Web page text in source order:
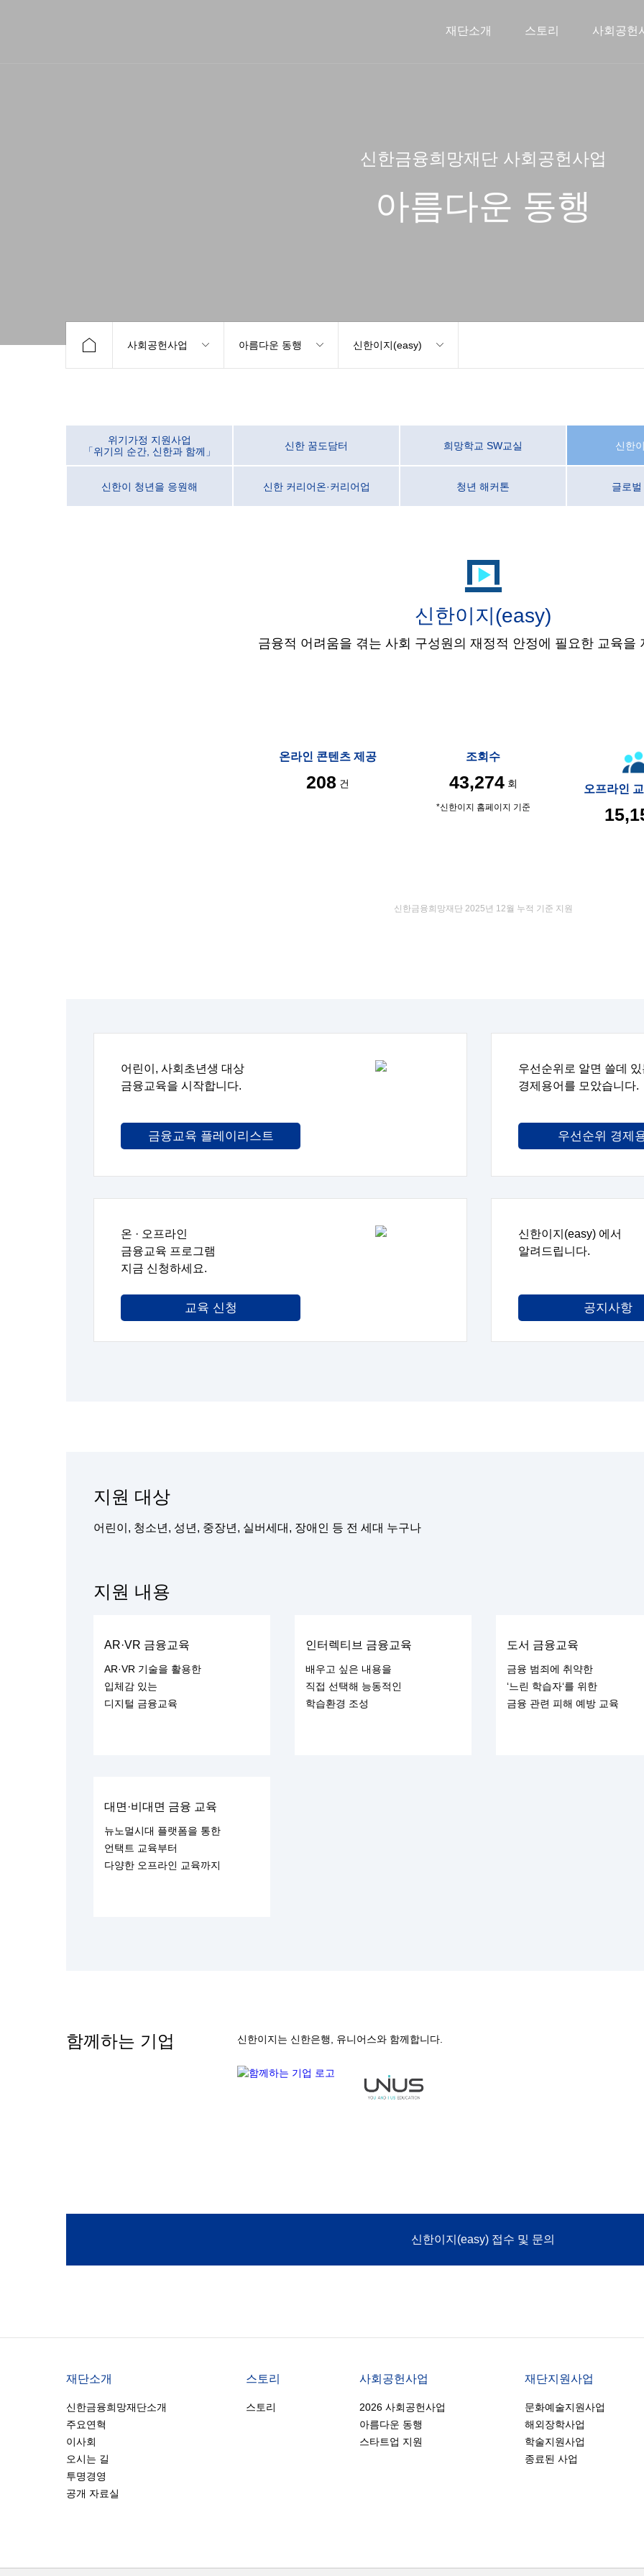
재단소개 스토리 사회공헌
신한금융희망재단 사회공헌사업
아름다운 동행
사회공헌사업 아름다운 동행 신한이지(easy)
위기가정 지원사업
「위기의 순간, 신한과 함께」
신한 꿈도담터 희망학교 SW교실 신한
신한이 청년을 응원해 신한 커리어온·커리어업 청년 해커톤 글로
신한이지(easy)
금융적 어려움을 겪는 사회 구성원의 재정적 안정에 필요한 교육을
온라인 콘텐츠 제공
208 건
조회수
43,274회
*신한이지 홈페이지 기준
오프라인
신한금융희망재단 2025년 12월 누적 기준 지원
신한easy에서 생애주기별 금융교육 경험할 수 있습니다.
어린이, 사회초년생 대상
금융교육을 시작합니다.
금융교육 플레이리스트
우선순위로 알면 쓸데 있
경제용어를 모았습니다.
우선순위 경제
온 · 오프라인
금융교육 프로그램
지금 신청하세요.
교육 신청
신한이지(easy) 에서
알려드립니다.
공지사항
지원 대상
어린이, 청소년, 성년, 중장년, 실버세대, 장애인 등 전 세대 누구나
지원 내용
AR·VR 금융교육
AR·VR 기술을 활용한
입체감 있는
디지털 금융교육
인터렉티브 금융교육
배우고 싶은 내용을
직접 선택해 능동적인
학습환경 조성
도서 금융교육
금융 범죄에 취약한
‘느린 학습자‘를 위한
금융 관련 피해 예방 교육
대면·비대면 금융 교육
뉴노멀시대 플랫폼을 통한
언택트 교육부터
다양한 오프라인 교육까지
함께하는 기업 신한이지는 신한은행, 유니어스와 함께합니다.
신한이지(easy) 접수 및 문의
재단소개
신한금융희망재단소개
주요연혁
이사회
오시는 길
투명경영
공개 자료실
스토리
스토리
사회공헌사업
2026 사회공헌사업
아름다운 동행
스타트업 지원
재단지원사업
문화예술지원사업
해외장학사업
학술지원사업
종료된 사업